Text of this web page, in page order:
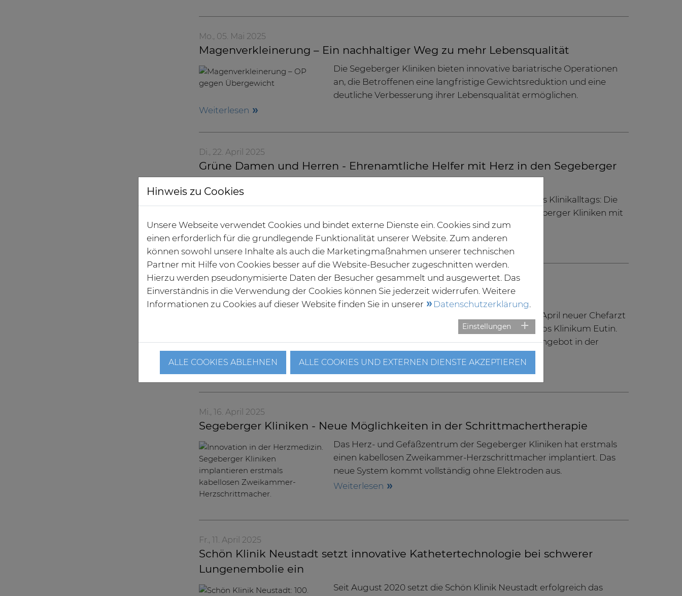
Mo., 05. Mai 2025
Magenverkleinerung – Ein nachhaltiger Weg zu mehr Lebensqualität
Die Segeberger Kliniken bieten innovative bariatrische Operationen
an, die Betroffenen eine langfristige Gewichtsreduktion und eine
deutliche Verbesserung ihrer Lebensqualität ermöglichen.
Weiterlesen
Di., 22. April 2025
Grüne Damen und Herren - Ehrenamtliche Helfer mit Herz in den Segeberger
Kliniken
Seit über fünf Jahren sind sie fester Bestandteil des Klinikalltags: Die
„Grünen Damen und Herren“ bereichern die Segeberger Kliniken mit
großem Herz und ehrenamtlichem Einsatz.
Weiterlesen
Do., 17. April 2025
Ameos Klinikum Eutin - Neuer Chefarzt der Kinderklinik
Dr. med. Hans-Georg Hoffmann (63) ist seit Mitte April neuer Chefarzt
der Klinik für Kinder- und Jugendmedizin im Ameos Klinikum Eutin.
Seine Schwerpunkte ergänzen das Versorgungsangebot in der
Mi., 16. April 2025
Segeberger Kliniken - Neue Möglichkeiten in der Schrittmachertherapie
Das Herz- und Gefäßzentrum der Segeberger Kliniken hat erstmals
einen kabellosen Zweikammer-Herzschrittmacher implantiert. Das
neue System kommt vollständig ohne Elektroden aus.
Weiterlesen
Fr., 11. April 2025
Schön Klinik Neustadt setzt innovative Kathetertechnologie bei schwerer
Lungenembolie ein
Seit August 2020 setzt die Schön Klinik Neustadt erfolgreich das
Hinweis zu Cookies
Unsere Webseite verwendet Cookies und bindet externe Dienste ein. Cookies sind zum
einen erforderlich für die grundlegende Funktionalität unserer Website. Zum anderen
können sowohl unsere Inhalte als auch die Marketingmaßnahmen unserer technischen
Partner mit Hilfe von Cookies besser auf die Website-Besucher zugeschnitten werden.
Hierzu werden pseudonymisierte Daten der Besucher gesammelt und ausgewertet. Das
Einverständnis in die Verwendung der Cookies können Sie jederzeit widerrufen. Weitere
Informationen zu Cookies auf dieser Website finden Sie in unserer
Datenschutzerklärung
Einstellungen
ALLE COOKIES ABLEHNEN ALLE COOKIES UND EXTERNEN DIENSTE AKZEPTIEREN